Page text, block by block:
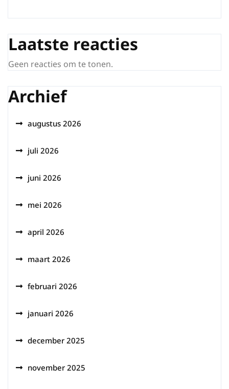
Laatste reacties
Geen reacties om te tonen.
Archief
augustus 2026
juli 2026
juni 2026
mei 2026
april 2026
maart 2026
februari 2026
januari 2026
december 2025
november 2025